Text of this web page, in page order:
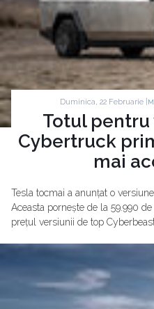
Duminica, 22 Februarie |
Totul pentru
Cybertruck
mai
Tesla tocmai a anunțat o
Aceasta pornește de la 59.990
prețul versiunii de top